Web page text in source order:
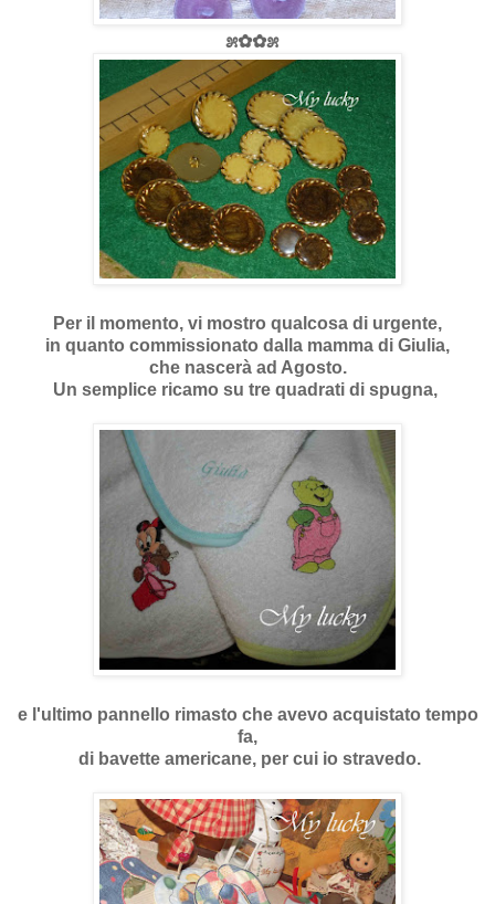
೫✿✿೫
Per il momento, vi mostro qualcosa di urgente,
in quanto commissionato dalla mamma di Giulia,
che nascerà ad Agosto.
Un semplice ricamo su tre quadrati di spugna,
e l'ultimo pannello rimasto che avevo acquistato tempo
fa,
di bavette americane, per cui io stravedo.